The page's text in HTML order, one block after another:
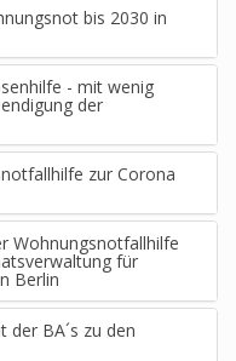
bis 2030 in
- mit wenig
der
zur Corona
Wohnungsnotfallhilfe
für
Berlin
der BA´s zu den